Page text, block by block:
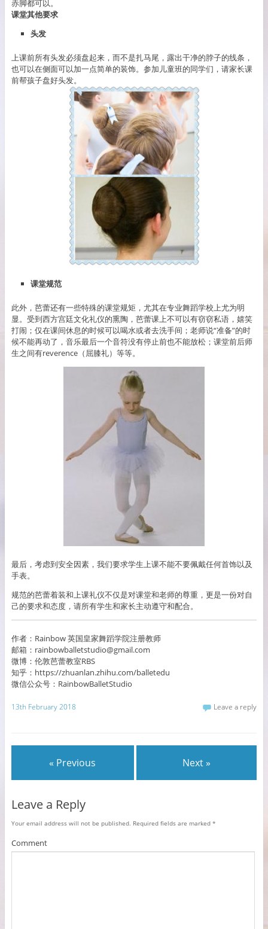
赤脚都可以。
课堂其他要求
头发
上课前所有头发必须盘起来，而不是扎马尾，露出干净的脖子的线条，
也可以在侧面可以加一点简单的装饰。参加儿童班的同学们，请家长课
前帮孩子盘好头发。
课堂规范
此外，芭蕾还有一些特殊的课堂规矩，尤其在专业舞蹈学校上尤为明
显。受到西方宫廷文化礼仪的熏陶，芭蕾课上不可以有窃窃私语，嬉笑
打闹；仅在课间休息的时候可以喝水或者去洗手间；老师说“准备”的时
候不能再动了，音乐最后一个音符没有停止前也不能放松；课堂前后师
生之间有reverence（屈膝礼）等等。
最后，考虑到安全因素，我们要求学生上课不能不要佩戴任何首饰以及
手表。
规范的芭蕾着装和上课礼仪不仅是对课堂和老师的尊重，更是一份对自
己的要求和态度，请所有学生和家长主动遵守和配合。
作者：Rainbow 英国皇家舞蹈学院注册教师
邮箱：rainbowballetstudio@gmail.com
微博：伦敦芭蕾教室RBS
知乎：https://zhuanlan.zhihu.com/balletedu
微信公众号：RainbowBalletStudio
13th February 2018 Leave a reply
« Previous Next »
Leave a Reply
Your email address will not be published. Required fields are marked *
Comment